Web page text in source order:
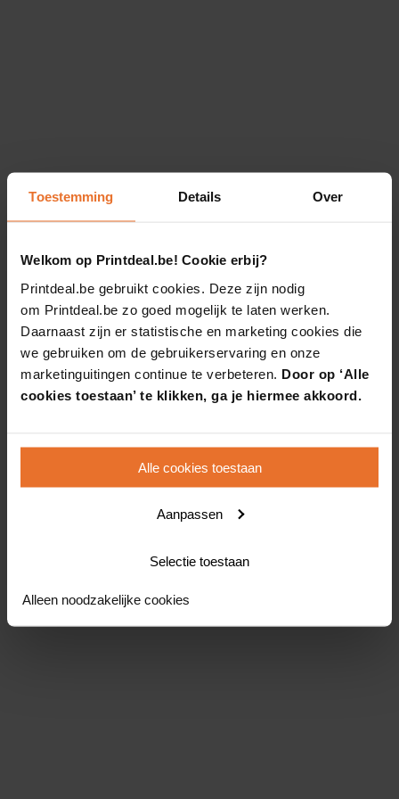
Toestemming Details Over
Welkom op Printdeal.be! Cookie erbij?
Printdeal.be gebruikt cookies. Deze zijn nodig
om Printdeal.be zo goed mogelijk te laten werken.
Daarnaast zijn er statistische en marketing cookies die
we gebruiken om de gebruikerservaring en onze
marketinguitingen continue te verbeteren. Door op ‘Alle
cookies toestaan’ te klikken, ga je hiermee akkoord.
Alle cookies toestaan
Aanpassen
Selectie toestaan
Alleen noodzakelijke cookies